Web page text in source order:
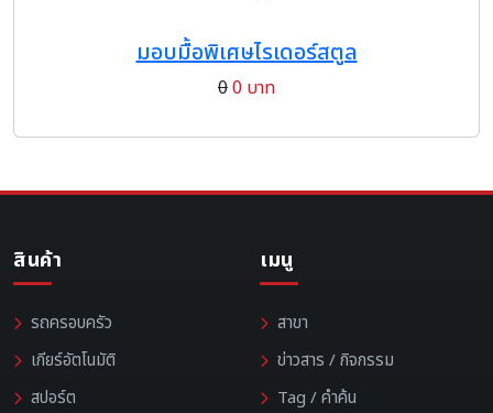
มอบมื้อพิเศษไรเดอร์สตูล
00 บาท
สินค้า
รถครอบครัว
เกียร์อัตโนมัติ
สปอร์ต
เมนู
สาขา
ข่าวสาร / กิจกรรม
Tag / คำค้น